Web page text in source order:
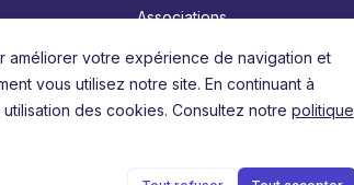
Associations
améliorer votre expérience de navigation et
vous utilisez notre site. En continuant à
des cookies. Consultez notre politique